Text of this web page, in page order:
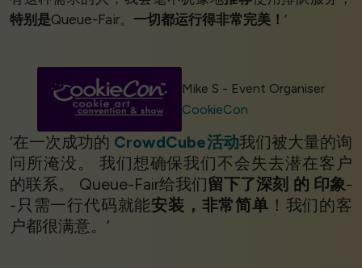
特别是Queue-Fair。 一切都运行得非常完美！ ’
Mike S - Event Organiser
CookieCon
‘在一次成功的 CrowdCube活动我们被大量的询
问所淹没。 我们想确保我们不会失去潜在客户
的联系。 Queue-Fair给我们留下了深刻 的 印象-
-只需一行代码就能安装，非常简单 ！我们的客
户都很满意。’